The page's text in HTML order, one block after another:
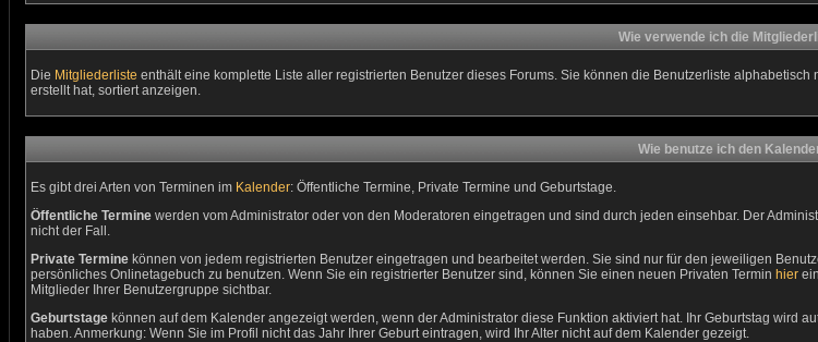
Wie verwende ich die
Die Mitgliederliste enthält eine komplette Liste aller registrierten Benutzer dieses Forums. Sie können die Benutzerliste
erstellt hat, sortiert anzeigen.
Wie benutze ich den
Es gibt drei Arten von Terminen im Kalender: Öffentliche Termine, Private Termine und Geburtstage.
Öffentliche Terminewerden vom Administrator oder von den Moderatoren eingetragen und sind durch jeden einsehbar. Der
nicht der Fall.
Private Terminekönnen von jedem registrierten Benutzer eingetragen und bearbeitet werden. Sie sind nur für den jeweiligen
persönliches Onlinetagebuch zu benutzen. Wenn Sie ein registrierter Benutzer sind, können Sie einen neuen Privaten Termin hier
Mitglieder Ihrer Benutzergruppe sichtbar.
Geburtstagekönnen auf dem Kalender angezeigt werden, wenn der Administrator diese Funktion aktiviert hat. Ihr Geburtstag wird
haben. Anmerkung: Wenn Sie im Profil nicht das Jahr Ihrer Geburt eintragen, wird Ihr Alter nicht auf dem Kalender gezeigt.